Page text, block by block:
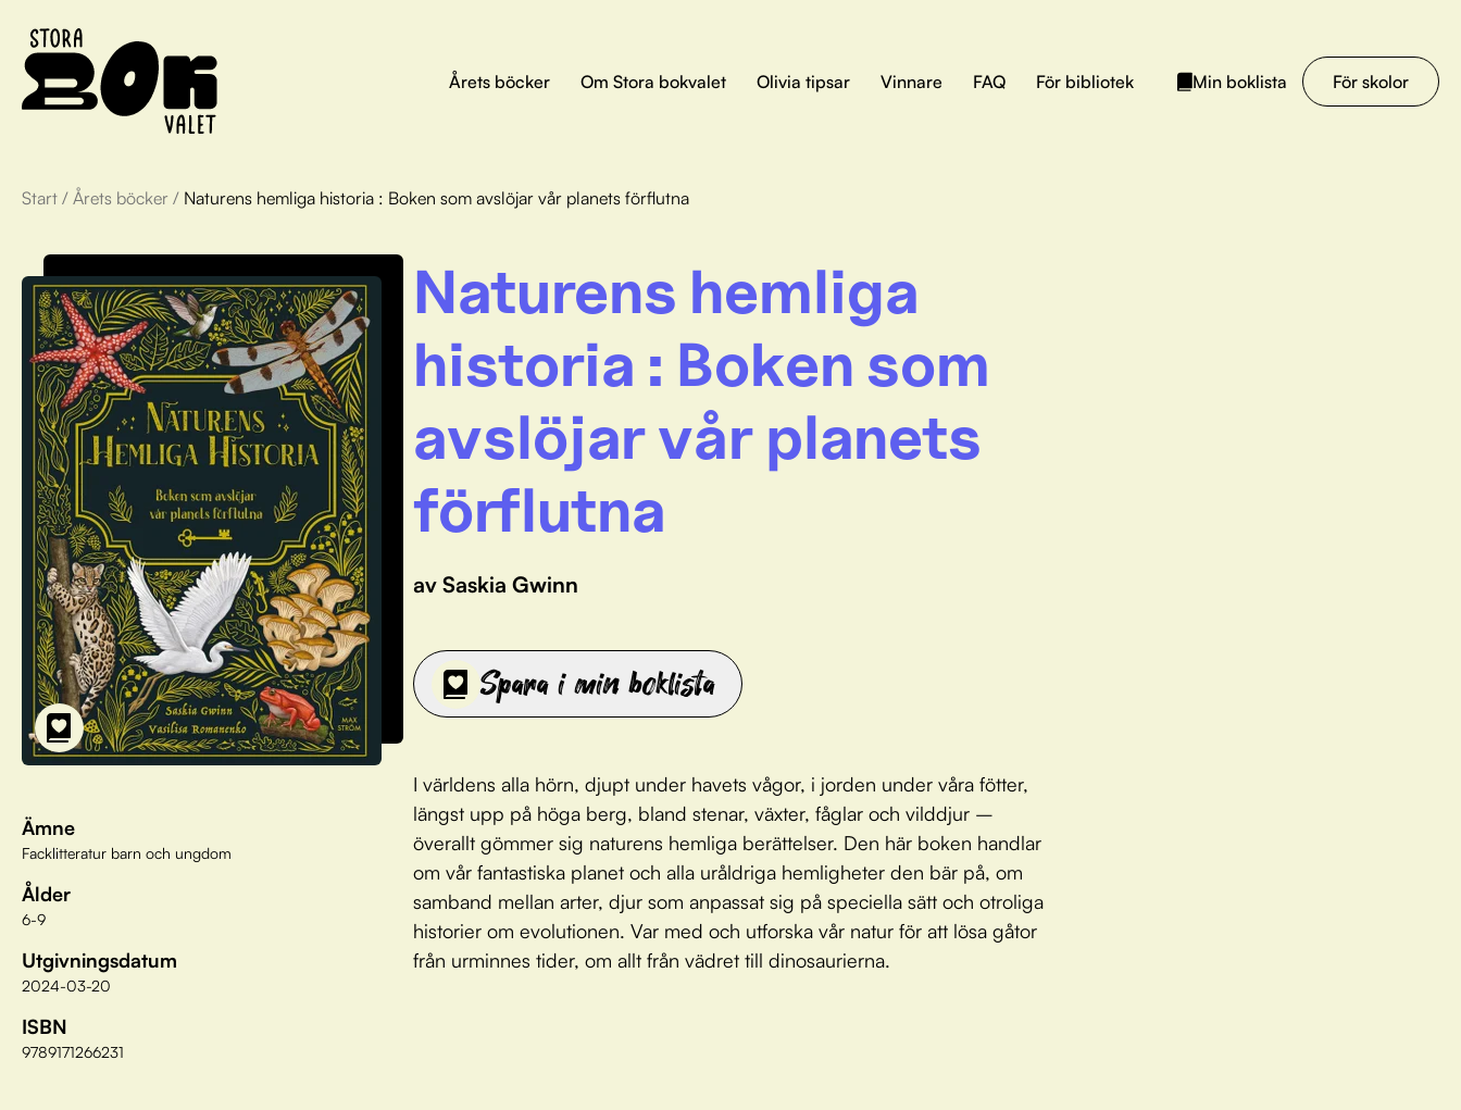
Årets böcker Om Stora bokvalet Olivia tipsar Vinnare FAQ För bibliotek Min boklista För skolor
Start / Årets böcker / Naturens hemliga historia : Boken som avslöjar vår planets förflutna
Ämne
Facklitteratur barn och ungdom
Ålder
6-9
Utgivningsdatum
2024-03-20
ISBN
9789171266231
Naturens hemliga
historia : Boken som
avslöjar vår planets
förflutna
av Saskia Gwinn
Spara i min boklista
I världens alla hörn, djupt under havets vågor, i jorden under våra fötter,
längst upp på höga berg, bland stenar, växter, fåglar och vilddjur –
överallt gömmer sig naturens hemliga berättelser. Den här boken handlar
om vår fantastiska planet och alla uråldriga hemligheter den bär på, om
samband mellan arter, djur som anpassat sig på speciella sätt och otroliga
historier om evolutionen. Var med och utforska vår natur för att lösa gåtor
från urminnes tider, om allt från vädret till dinosaurierna.